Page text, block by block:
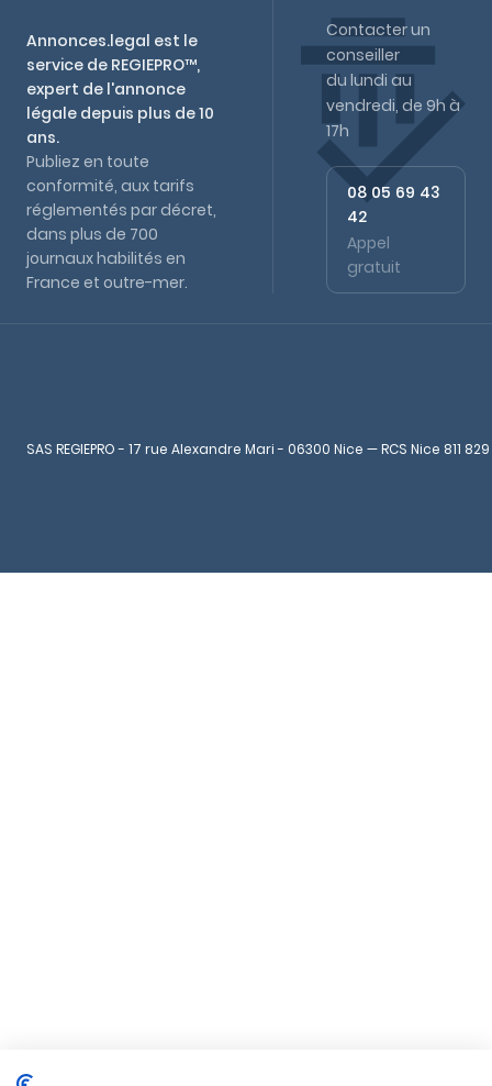
Annonces.legal est le
service de REGIEPRO™,
expert de l'annonce
légale depuis plus de 10
ans.
Publiez en toute
conformité, aux tarifs
réglementés par décret,
dans plus de 700
journaux habilités en
France et outre-mer.
Contacter un
conseiller
du lundi au
vendredi, de 9h à
17h
08 05 69 43
42
Appel
gratuit
SAS REGIEPRO - 17 rue Alexandre Mari - 06300 Nice — RCS Nice 811